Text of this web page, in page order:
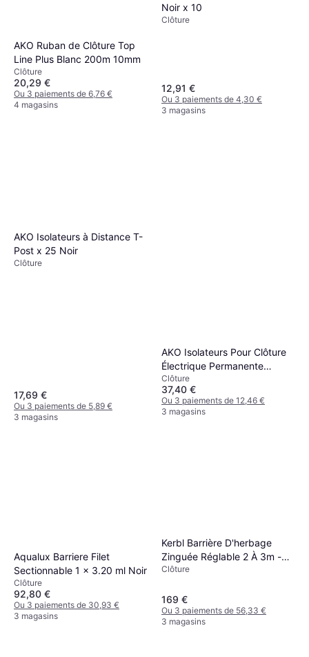
AKO Ruban de Clôture Top
Line Plus Blanc 200m 10mm
Clôture
20,29 €
Ou 3 paiements de 6,76 €
4 magasins
Noir x 10
Clôture
12,91 €
Ou 3 paiements de 4,30 €
3 magasins
AKO Isolateurs à Distance T-
Post x 25 Noir
Clôture
17,69 €
Ou 3 paiements de 5,89 €
3 magasins
AKO Isolateurs Pour Clôture
Électrique Permanente
Highland x120 - Noir
Clôture
37,40 €
Ou 3 paiements de 12,46 €
3 magasins
Aqualux Barriere Filet
Sectionnable 1 x 3.20 ml Noir
Clôture
92,80 €
Ou 3 paiements de 30,93 €
3 magasins
Kerbl Barrière D'herbage
Zinguée Réglable 2 À 3m -
Argenté
Clôture
169 €
Ou 3 paiements de 56,33 €
3 magasins